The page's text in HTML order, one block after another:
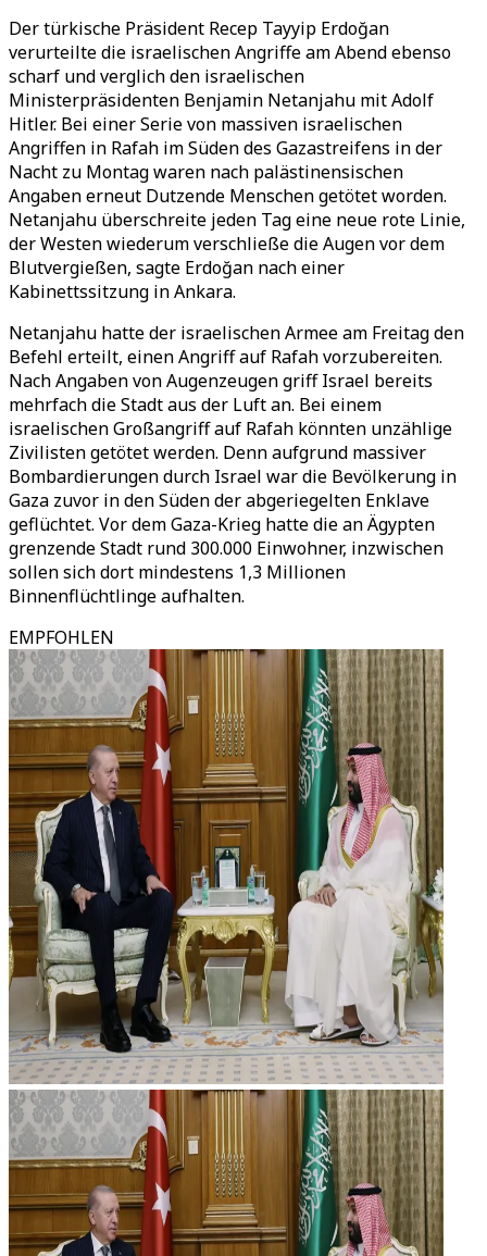
Der türkische Präsident Recep Tayyip Erdoğan
verurteilte die israelischen Angriffe am Abend ebenso
scharf und verglich den israelischen
Ministerpräsidenten Benjamin Netanjahu mit Adolf
Hitler. Bei einer Serie von massiven israelischen
Angriffen in Rafah im Süden des Gazastreifens in der
Nacht zu Montag waren nach palästinensischen
Angaben erneut Dutzende Menschen getötet worden.
Netanjahu überschreite jeden Tag eine neue rote Linie,
der Westen wiederum verschließe die Augen vor dem
Blutvergießen, sagte Erdoğan nach einer
Kabinettssitzung in Ankara.
Netanjahu hatte der israelischen Armee am Freitag den
Befehl erteilt, einen Angriff auf Rafah vorzubereiten.
Nach Angaben von Augenzeugen griff Israel bereits
mehrfach die Stadt aus der Luft an. Bei einem
israelischen Großangriff auf Rafah könnten unzählige
Zivilisten getötet werden. Denn aufgrund massiver
Bombardierungen durch Israel war die Bevölkerung in
Gaza zuvor in den Süden der abgeriegelten Enklave
geflüchtet. Vor dem Gaza-Krieg hatte die an Ägypten
grenzende Stadt rund 300.000 Einwohner, inzwischen
sollen sich dort mindestens 1,3 Millionen
Binnenflüchtlinge aufhalten.
EMPFOHLEN